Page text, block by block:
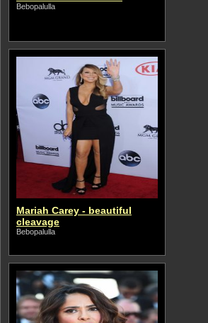
Bebopalulla
Mariah Carey - beautiful
cleavage
Bebopalulla